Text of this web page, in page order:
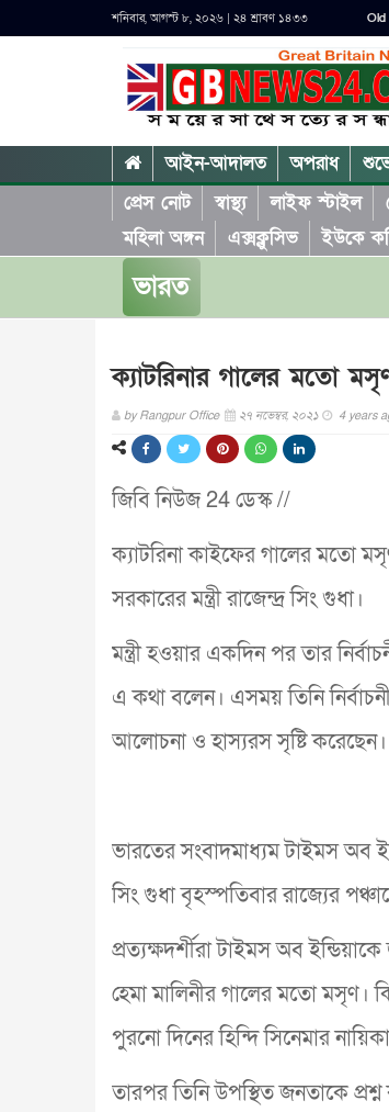
শনিবার, আগস্ট ৮, ২০২৬ | ২৪ শ্রাবণ ১৪৩৩ Old
আইন-আদালত অপরাধ
প্রেস নোট
স্বাস্থ্য লাইফ স্টাইল
মহিলা অঙ্গন
এক্সক্লুসিভ ইউকে
ভারত
ক্যাটরিনার গালের মতো মসৃণ
byRangpur Office ২৭ নভেম্বর, ২০২১ 4 years
জিবি নিউজ 24 ডেস্ক //
ক্যাটরিনা কাইফের গালের মতো
সরকারের মন্ত্রী রাজেন্দ্র সিং গুধা।
মন্ত্রী হওয়ার একদিন পর তার
এ কথা বলেন। এসময় তিনি
আলোচনা ও হাস্যরস সৃষ্টি
ভারতের সংবাদমাধ্যম টাইমস অব
সিং গুধা বৃহস্পতিবার রাজ্যের
প্রত্যক্ষদর্শীরা টাইমস অব
হেমা মালিনীর গালের মতো মসৃণ।
পুরনো দিনের হিন্দি সিনেমার
তারপর তিনি উপস্থিত জনতাকে প্রশ্ন